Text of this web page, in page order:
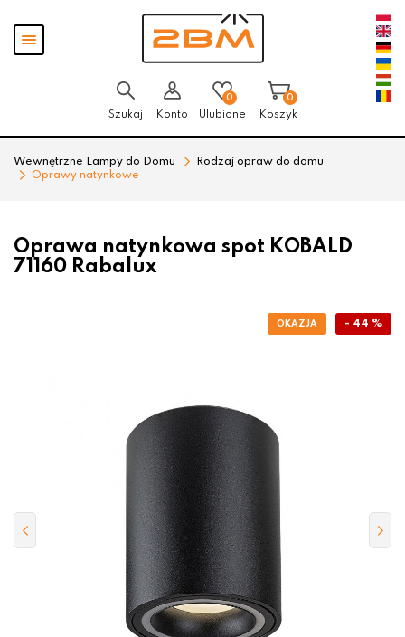
Pokaż
menu
Szukaj Konto
0
Ulubione
0
Koszyk
Wewnętrzne Lampy do Domu
Rodzaj opraw do domu
Oprawy natynkowe
Oprawa natynkowa spot KOBALD
71160 Rabalux
- 44 %